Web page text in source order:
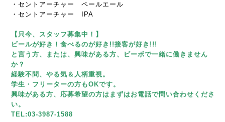
・セントアーチャー ペールエール
・セントアーチャー IPA
【只今、スタッフ募集中！】
ビールが好き！食べるのが好き!!接客が好き!!!
と言う方、または、興味がある方、ビーボで一緒に働きません
か？
経験不問、やる気＆人柄重視。
学生・フリーターの方もOKです。
興味がある方、応募希望の方はまずはお電話で問い合わせくださ
い。
TEL:03-3987-1588